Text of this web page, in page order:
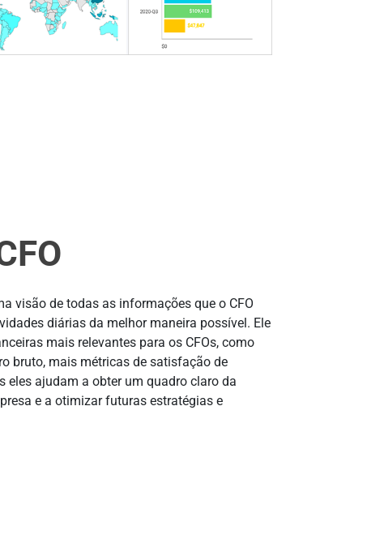
visão de todas as informações que o CFO
diárias da melhor maneira possível. Ele
mais relevantes para os CFOs, como
bruto, mais métricas de satisfação de
eles ajudam a obter um quadro claro da
e a otimizar futuras estratégias e